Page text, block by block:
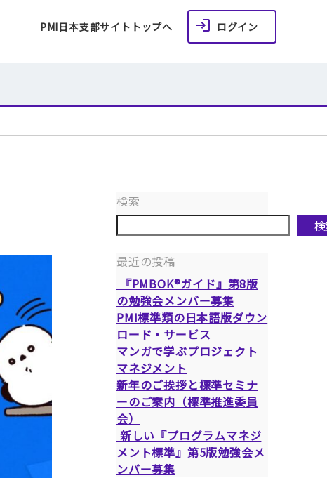
PMI日本支部サイトトップへ ログイン
検索
最近の投稿
『PMBOK®ガイド』第8版
の勉強会メンバー募集
PMI標準類の日本語版ダウン
ロード・サービス
マンガで学ぶプロジェクト
マネジメント
新年のご挨拶と標準セミナ
ーのご案内（標準推進委員
会）
新しい『プログラムマネジ
メント標準』第5版勉強会メ
ンバー募集